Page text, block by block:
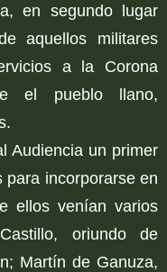
en segundo lugar
aquellos militares
a la Corona
el pueblo llano,
Audiencia un primer
para incorporarse en
ellos venían varios
oriundo de
Martín de Ganuza,